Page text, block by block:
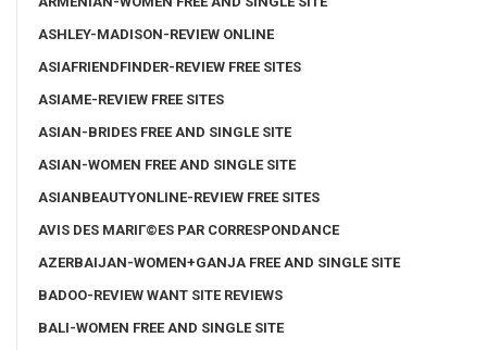
ASHLEY-MADISON-REVIEW ONLINE
ASIAFRIENDFINDER-REVIEW FREE SITES
ASIAME-REVIEW FREE SITES
ASIAN-BRIDES FREE AND SINGLE SITE
ASIAN-WOMEN FREE AND SINGLE SITE
ASIANBEAUTYONLINE-REVIEW FREE SITES
AVIS DES MARIГ©ES PAR CORRESPONDANCE
AZERBAIJAN-WOMEN+GANJA FREE AND SINGLE SITE
BADOO-REVIEW WANT SITE REVIEWS
BALI-WOMEN FREE AND SINGLE SITE